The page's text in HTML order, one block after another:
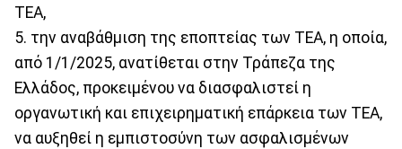
ΤΕΑ,
5. την αναβάθμιση της εποπτείας των ΤΕΑ, η οποία,
από 1/1/2025, ανατίθεται στην Τράπεζα της
Ελλάδος, προκειμένου να διασφαλιστεί η
οργανωτική και επιχειρηματική επάρκεια των ΤΕΑ,
να αυξηθεί η εμπιστοσύνη των ασφαλισμένων